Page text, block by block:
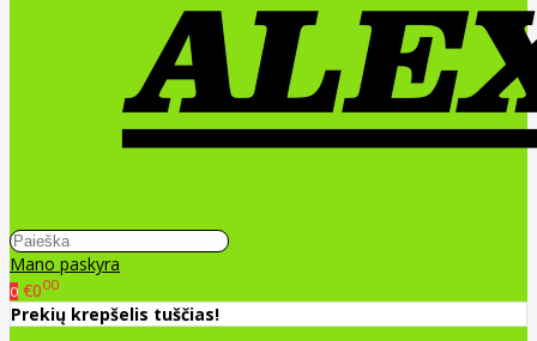
Mano paskyra
0 €000
Prekių krepšelis tuščias!